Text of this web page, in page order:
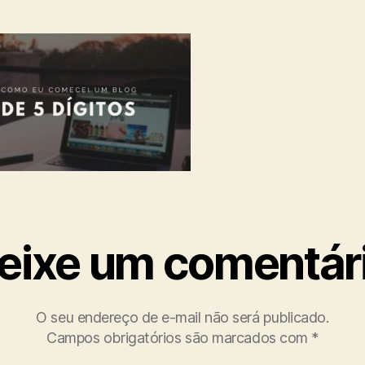
um
O seu endereço de e-mail não será publicado.
Campos obrigatórios são marcados com *